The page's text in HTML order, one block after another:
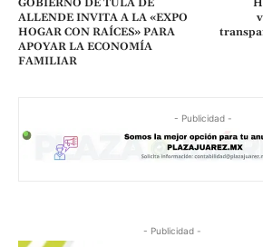
GOBIERNO DE TULA DE
ALLENDE INVITA A LA «EXPO
HOGAR CON RAÍCES» PARA
APOYAR LA ECONOMÍA
FAMILIAR
- Publicidad -
- Publicidad -